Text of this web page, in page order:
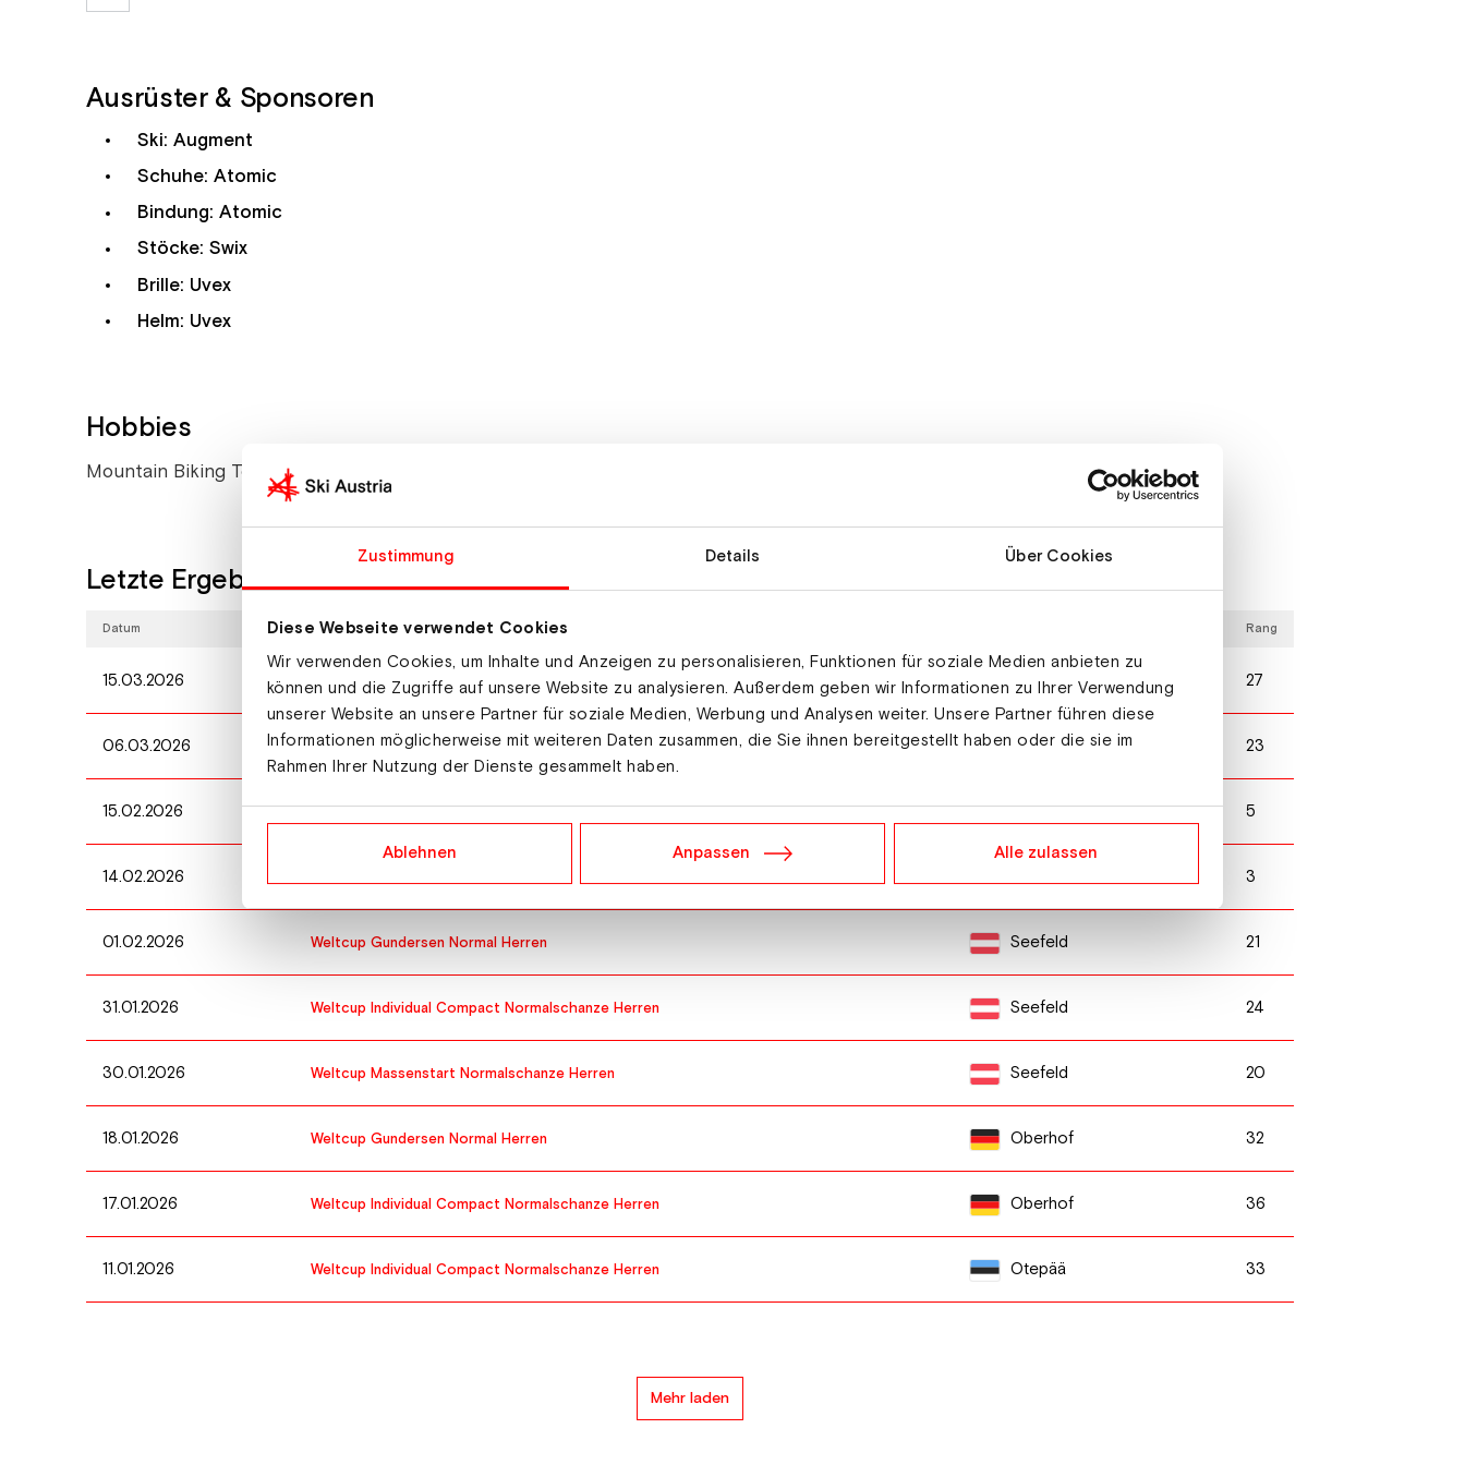
Zustimmung Details Über Cookies
Diese Webseite verwendet Cookies
Wir verwenden Cookies, um Inhalte und Anzeigen zu personalisieren, Funktionen für soziale Medien anbieten zu
können und die Zugriffe auf unsere Website zu analysieren. Außerdem geben wir Informationen zu Ihrer Verwendung
unserer Website an unsere Partner für soziale Medien, Werbung und Analysen weiter. Unsere Partner führen diese
Informationen möglicherweise mit weiteren Daten zusammen, die Sie ihnen bereitgestellt haben oder die sie im
Rahmen Ihrer Nutzung der Dienste gesammelt haben.
Ablehnen Anpassen Alle zulassen
Ausrüster & Sponsoren
Ski: Augment
Schuhe: Atomic
Bindung: Atomic
Stöcke: Swix
Brille: Uvex
Helm: Uvex
Hobbies
Mountain Biking Tennis Paragleiten Snowboarden
Letzte Ergebnisse
Datum Wettbewerb Rang
15.03.2026 Weltcup Gundersen Groß Herren Oslo 27
06.03.2026 Weltcup Gundersen Groß Herren Lahti 23
15.02.2026 Continental Cup Gundersen Normal Herren Lillehammer 5
14.02.2026 3
01.02.2026 Weltcup Gundersen Normal Herren Seefeld 21
31.01.2026 Weltcup Individual Compact Normalschanze Herren Seefeld 24
30.01.2026 Weltcup Massenstart Normalschanze Herren Seefeld 20
18.01.2026 Weltcup Gundersen Normal Herren Oberhof 32
17.01.2026 Weltcup Individual Compact Normalschanze Herren Oberhof 36
11.01.2026 Weltcup Individual Compact Normalschanze Herren Otepää 33
Mehr laden